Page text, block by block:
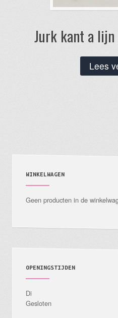
Jurk kant a
Lees
WINKELWAGEN
Geen producten in de
OPENINGSTIJDEN
Di
Gesloten